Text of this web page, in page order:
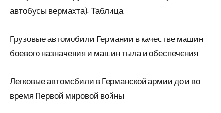
автобусы вермахта). Таблица
Грузовые автомобили Германии в качестве машин
боевого назначения и машин тыла и обеспечения
Легковые автомобили в Германской армии до и во
время Первой мировой войны